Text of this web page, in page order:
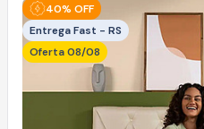
40% OFF
Entrega Fast - RS
Oferta 08/08